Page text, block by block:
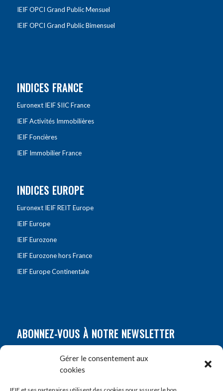
Gérer le consentement aux
cookies
IEIF OPCI Grand Public Mensuel
IEIF OPCI Grand Public Bimensuel
INDICES FRANCE
Euronext IEIF SIIC France
IEIF Activités Immobilières
IEIF Foncières
IEIF Immobilier France
INDICES EUROPE
Euronext IEIF REIT Europe
IEIF Europe
IEIF Eurozone
IEIF Eurozone hors France
IEIF Europe Continentale
ABONNEZ-VOUS À NOTRE NEWSLETTER
Prénom*